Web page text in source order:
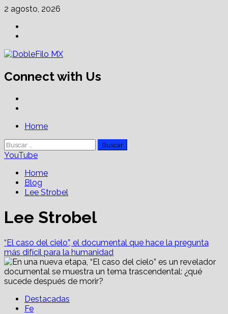
Skip
content
2 agosto, 2026
Connect with Us
PrimaryHome
Buscar:
YouTube
Home
Blog
Lee Strobel
Lee Strobel
“El caso del cielo”, el documental que hace la pregunta
más difícil para la humanidad
Destacadas
Fe